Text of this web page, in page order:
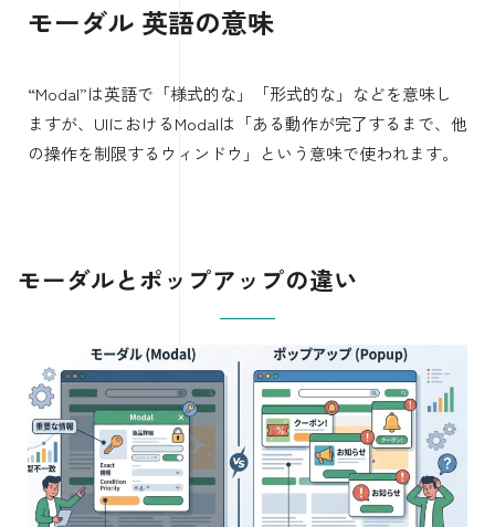
モーダル 英語の意味
“Modal”は英語で「様式的な」「形式的な」などを意味し
ますが、UIにおけるModalは「ある動作が完了するまで、他
の操作を制限するウィンドウ」という意味で使われます。
モーダルとポップアップの違い